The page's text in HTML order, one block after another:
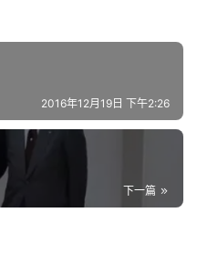
2016年12月19日 下午2:26
下一篇